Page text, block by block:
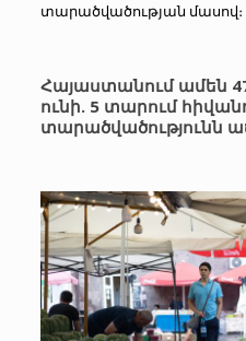
տարածվածության մասով։
Հայաստանում ամեն
ունի. 5 տարում
տարածվածությունն